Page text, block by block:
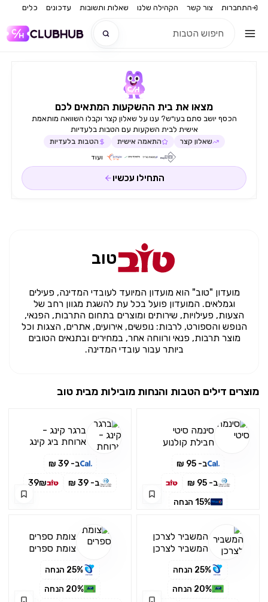
התחברות צור קשר הקהילה שלנו שאלות ותשובות עדכונים כלים
חדש
מצאו את בית ההשקעות המתאים לכם
הכסף יושב סתם בעו״ש? ענו על שאלון קצר וקבלו השוואה מותאמת
אישית לבית השקעות עם הטבות בלעדיות
שאלון קצר התאמה אישית הטבות בלעדיות
ועוד
התחילו עכשיו
טוב
מועדון "טוב" הוא מועדון המיועד לעובדי המדינה, פעילים
וגמלאים. המועדון פועל בכל עת להשגת מגוון רחב של
הצעות, פעילויות, שירותים ומוצרים בתחום התרבות, הפנאי,
הנופש והספורט, לרבות: נופשים, אירועים, אתרים, הצגות וכל
מוצר תרבות, פנאי ורווחה אחר, במחירים ובתנאים הטובים
ביותר עבור עובדי המדינה.
מוצרים דילים הטבות והנחות מובילות מבית טוב
סינמה סיטי
חבילת קולנוע
באפליקציית כאל
ב- 95 ₪
ב- 95 ₪
15% הנחה
ברגר קינג -
ארוחת ביג קינג
ב- 39 ₪
ב- 39 ₪
39₪
המשביר לצרכן
המשביר לצרכן
25% הנחה
20% הנחה
צומת ספרים
צומת ספרים
25% הנחה
20% הנחה